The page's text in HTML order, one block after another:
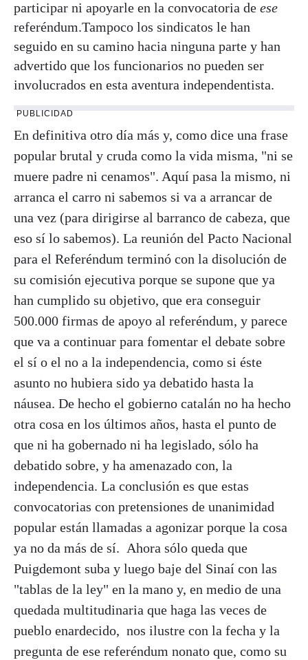
participar ni apoyarle en la convocatoria de ese
referéndum.Tampoco los sindicatos le han
seguido en su camino hacia ninguna parte y han
advertido que los funcionarios no pueden ser
involucrados en esta aventura independentista.
PUBLICIDAD
En definitiva otro día más y, como dice una frase
popular brutal y cruda como la vida misma, "ni se
muere padre ni cenamos". Aquí pasa la mismo, ni
arranca el carro ni sabemos si va a arrancar de
una vez (para dirigirse al barranco de cabeza, que
eso sí lo sabemos). La reunión del Pacto Nacional
para el Referéndum terminó con la disolución de
su comisión ejecutiva porque se supone que ya
han cumplido su objetivo, que era conseguir
500.000 firmas de apoyo al referéndum, y parece
que va a continuar para fomentar el debate sobre
el sí o el no a la independencia, como si éste
asunto no hubiera sido ya debatido hasta la
náusea. De hecho el gobierno catalán no ha hecho
otra cosa en los últimos años, hasta el punto de
que ni ha gobernado ni ha legislado, sólo ha
debatido sobre, y ha amenazado con, la
independencia. La conclusión es que estas
convocatorias con pretensiones de unanimidad
popular están llamadas a agonizar porque la cosa
ya no da más de sí. Ahora sólo queda que
Puigdemont suba y luego baje del Sinaí con las
"tablas de la ley" en la mano y, en medio de una
quedada multitudinaria que haga las veces de
pueblo enardecido, nos ilustre con la fecha y la
pregunta de ese referéndum nonato que, como su